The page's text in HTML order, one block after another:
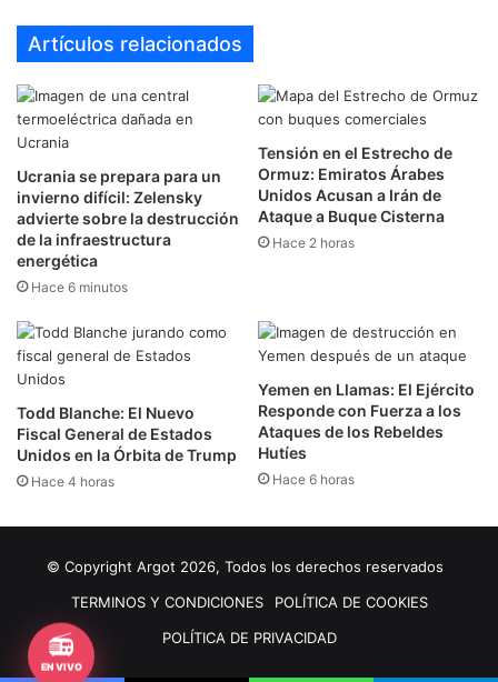
Artículos relacionados
Ucrania se prepara para un
invierno difícil: Zelensky
advierte sobre la destrucción
de la infraestructura
energética
Hace 6 minutos
Tensión en el Estrecho de
Ormuz: Emiratos Árabes
Unidos Acusan a Irán de
Ataque a Buque Cisterna
Hace 2 horas
Todd Blanche: El Nuevo
Fiscal General de Estados
Unidos en la Órbita de Trump
Hace 4 horas
Yemen en Llamas: El Ejército
Responde con Fuerza a los
Ataques de los Rebeldes
Hutíes
Hace 6 horas
© Copyright Argot 2026, Todos los derechos reservados
TERMINOS Y CONDICIONES
POLÍTICA DE COOKIES
POLÍTICA DE PRIVACIDAD
📻
EN VIVO